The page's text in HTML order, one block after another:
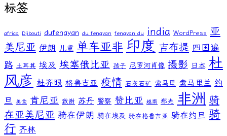
标签
africa Djibouti dufengyan du fengyan fengyan du india WordPress 亚
美尼亚 伊朗 儿童 单车亚非 印度 吉布提 四国遍
路 土耳其 埃及 埃塞俄比亚 孩子 尼罗河肖像 摄影 日本 杜
风彦 杜齐眼 格鲁吉亚 疫情 石灰石矿 索马里 索马里兰 约
旦
美食 肯尼亚 致谢 苏丹 警察 赞比亚 越南 郗光 非洲 骑
在亚美尼亚 骑在伊朗 骑在埃及 骑在格鲁吉亚 骑在约旦 骑
行 齐林